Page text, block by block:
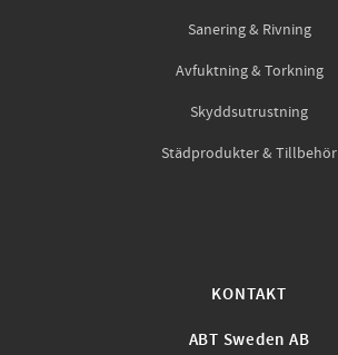
Sanering & Rivning
Avfuktning & Torkning
Skyddsutrustning
Städprodukter & Tillbehör
KONTAKT
ABT Sweden AB